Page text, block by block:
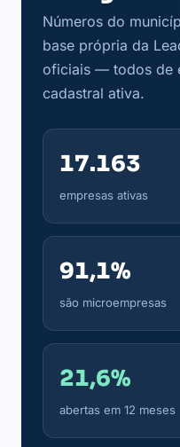
Números do
base própria da
oficiais — todos de
cadastral ativa.
17.163
empresas ativas
91,1%
são microempresas
21,6%
abertas em 12 meses